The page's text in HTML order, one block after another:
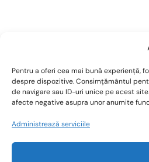
Pentru a oferi cea mai bună experiență,
despre dispozitive. Consimțământul
de navigare sau ID-uri unice pe acest
afecte negative asupra unor anumite
Administrează serviciile